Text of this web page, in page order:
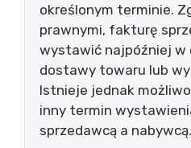
określonym terminie.
prawnymi, fakturę
wystawić najpóźniej w
dostawy towaru lub
Istnieje jednak
inny termin
sprzedawcą a nabywcą.